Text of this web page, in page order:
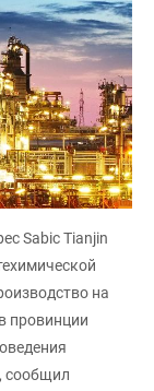
Sabic Tianjin
на
провинции
сообщил